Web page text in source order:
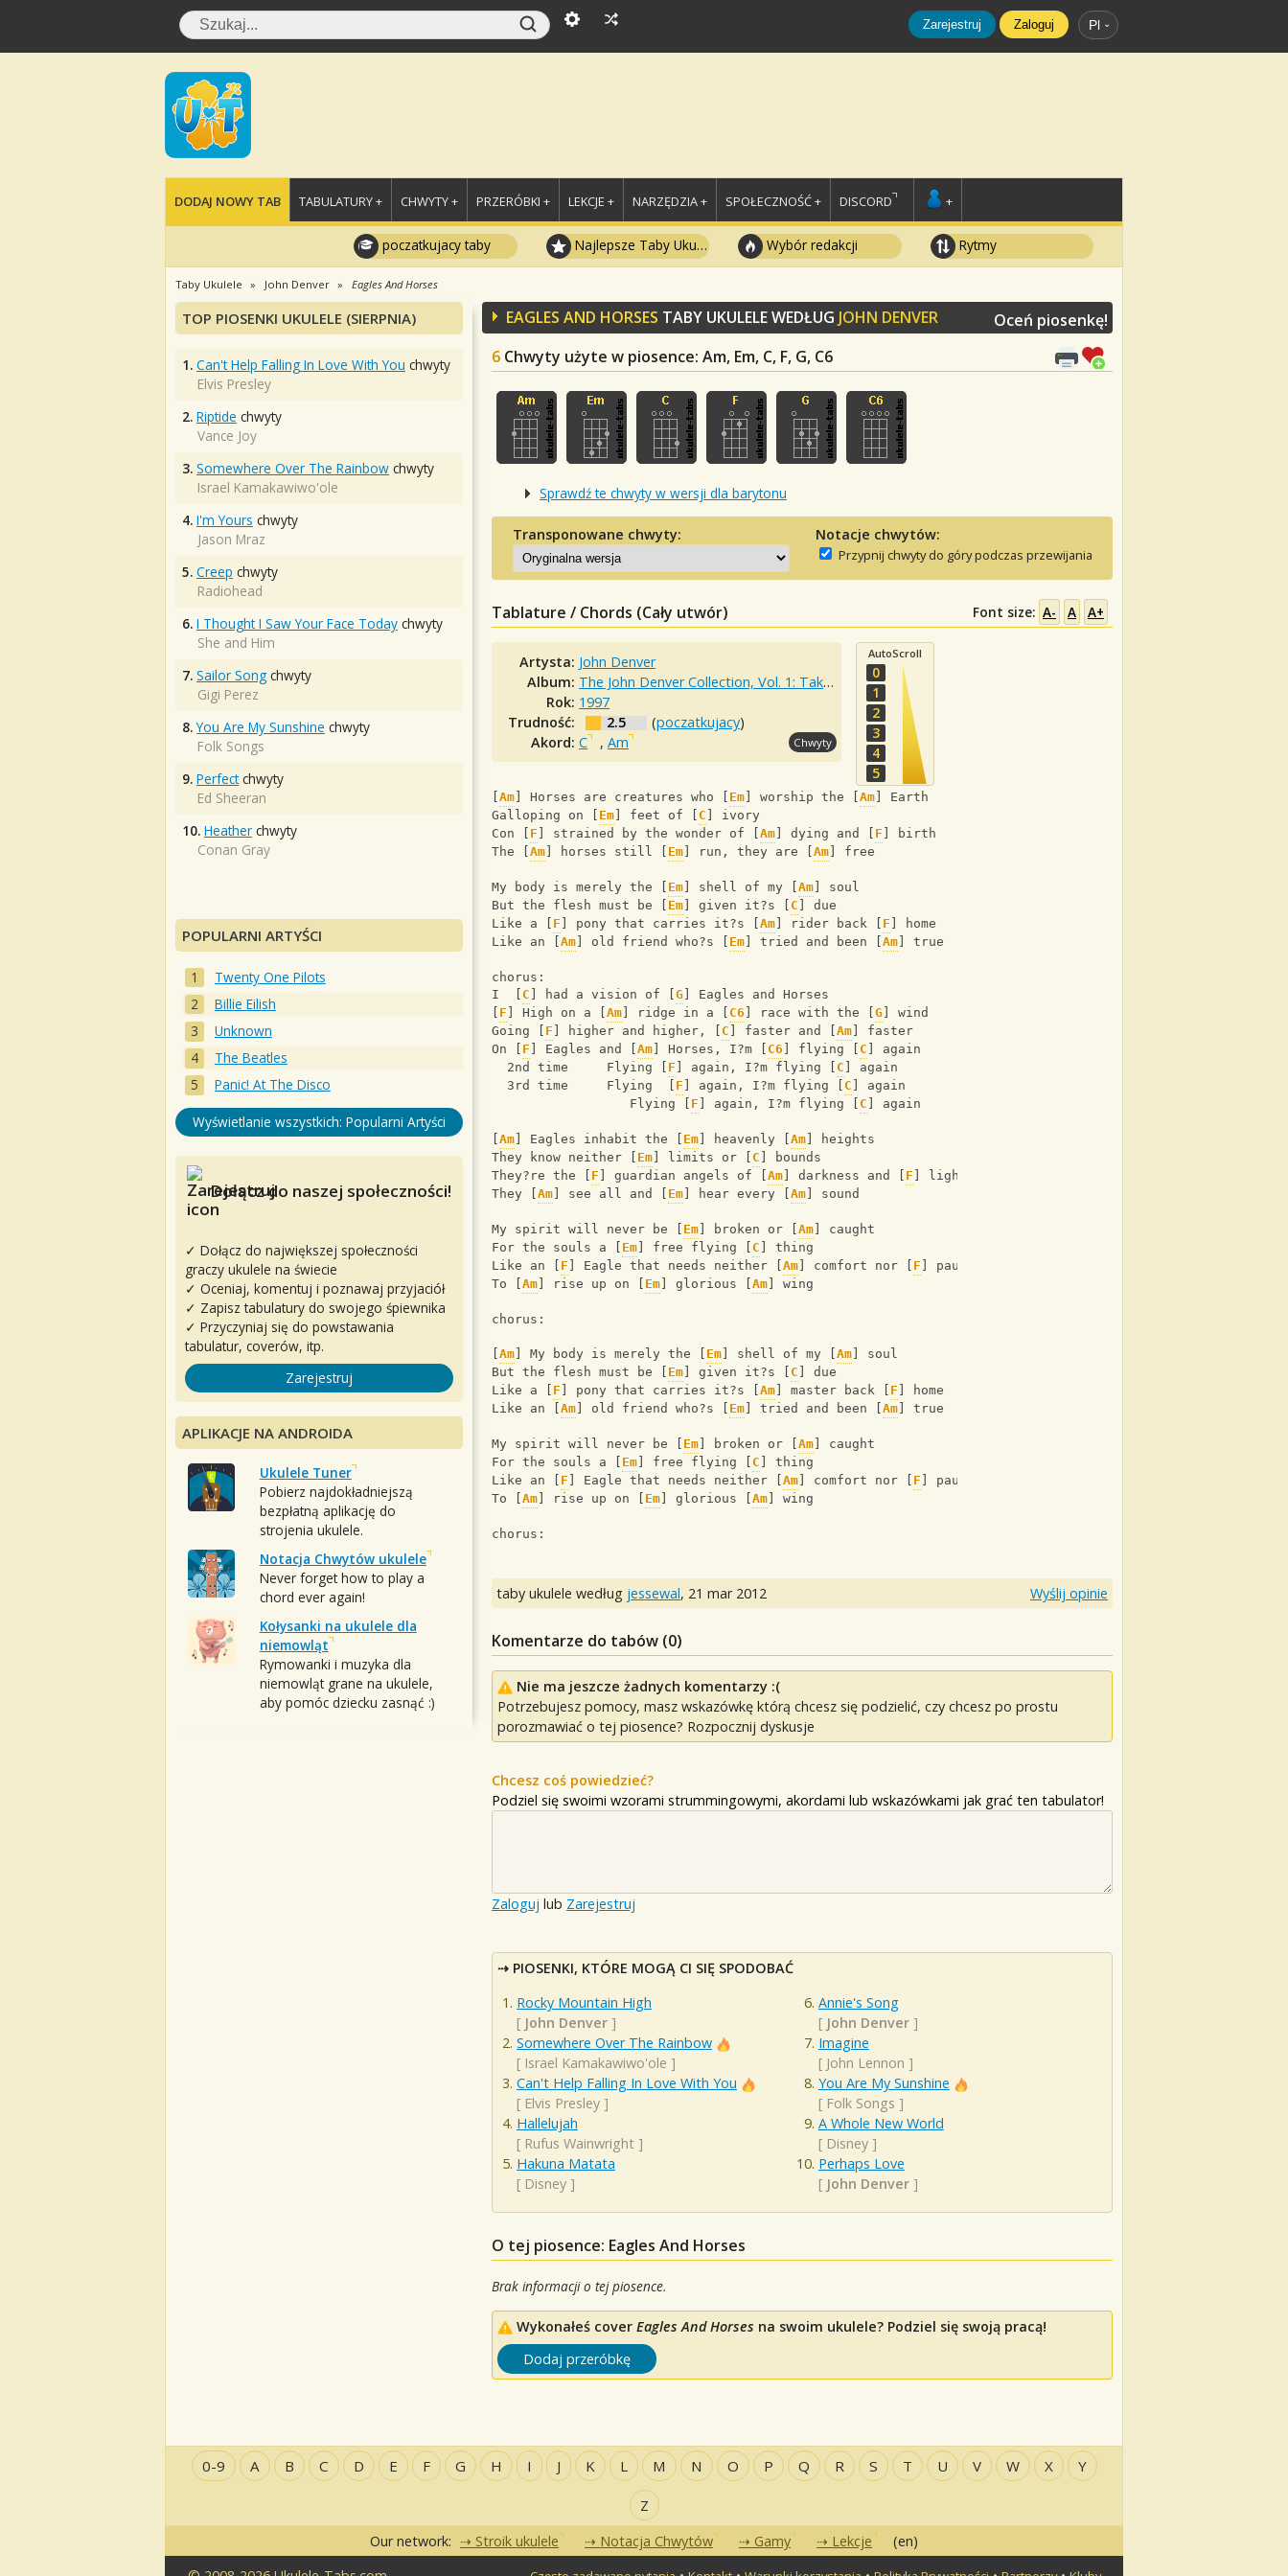
Zarejestruj Zaloguj Pl
DODAJ NOWY TAB TABULATURY + CHWYTY + PRZERÓBKI + LEKCJE + NARZĘDZIA + SPOŁECZNOŚĆ + DISCORD +
poczatkujacy taby Najlepsze Taby Ukulele Wybór redakcji Rytmy
Taby Ukulele John Denver Eagles And Horses
EAGLES AND HORSES TABY UKULELE WEDŁUG JOHN DENVER
6 Chwyty użyte w piosence: Am, Em, C, F, G, C6
Oceń piosenkę!
Sprawdź te chwyty w wersji dla barytonu
Transponowane chwyty: Notacje chwytów:
Przypnij chwyty do góry podczas przewijania
Tablature / Chords (Cały utwór) Font size: A- A A+
Artysta: John Denver
Album: The John Denver Collection, Vol. 1: Take Me Home Country Roads
Rok: 1997
Trudność:
2.5 (poczatkujacy)
Akord:C ,Am Chwyty
AutoScroll
0
1
2
3
4
5
Am ] Horses are creatures who [ Em ] worship the [ Am ] Earth
Galloping on [ Em ] feet of [ C ] ivory
Con [ F ] strained by the wonder of [ Am ] dying and [ F ] birth
The [ Am ] horses still [ Em ] run, they are [ Am ] free
My body is merely the [ Em ] shell of my [ Am ] soul
But the flesh must be [ Em ] given it?s [ C ] due
Like a [ F ] pony that carries it?s [ Am ] rider back [ F ] home
Like an [ Am ] old friend who?s [ Em ] tried and been [ Am ] true
chorus:
I  [ C ] had a vision of [ G ] Eagles and Horses
F ] High on a [ Am ] ridge in a [ C6 ] race with the [ G ] wind
Going [ F ] higher and higher, [ C ] faster and [ Am ] faster
On [ F ] Eagles and [ Am ] Horses, I?m [ C6 ] flying [ C ] again
  2nd time     Flying [
F ] again, I?m flying [ C ] again
  3rd time     Flying  [
F ] again, I?m flying [ C ] again
                  Flying [
F ] again, I?m flying [ C ] again
Am ] Eagles inhabit the [ Em ] heavenly [ Am ] heights
They know neither [ Em ] limits or [ C ] bounds
They?re the [ F ] guardian angels of [ Am ] darkness and [ F ] light
They [ Am ] see all and [ Em ] hear every [ Am ] sound
My spirit will never be [ Em ] broken or [ Am ] caught
For the souls a [ Em ] free flying [ C ] thing
Like an [ F ] Eagle that needs neither [ Am ] comfort nor [ F ] pause
To [ Am ] rise up on [ Em ] glorious [ Am ] wing
chorus:
Am ] My body is merely the [ Em ] shell of my [ Am ] soul
But the flesh must be [ Em ] given it?s [ C ] due
Like a [ F ] pony that carries it?s [ Am ] master back [ F ] home
Like an [ Am ] old friend who?s [ Em ] tried and been [ Am ] true
My spirit will never be [ Em ] broken or [ Am ] caught
For the souls a [ Em ] free flying [ C ] thing
Like an [ F ] Eagle that needs neither [ Am ] comfort nor [ F ] pause
To [ Am ] rise up on [ Em ] glorious [ Am ] wing
chorus:
taby ukulele według jessewal, 21 mar 2012 Wyślij opinie
Komentarze do tabów (0)
Nie ma jeszcze żadnych komentarzy :(
Potrzebujesz pomocy, masz wskazówkę którą chcesz się podzielić, czy chcesz po prostu
porozmawiać o tej piosence? Rozpocznij dyskusje
Chcesz coś powiedzieć?
Podziel się swoimi wzorami strummingowymi, akordami lub wskazówkami jak grać ten tabulator!
Zaloguj lub Zarejestruj
PIOSENKI, KTÓRE MOGĄ CI SIĘ SPODOBAĆ
Rocky Mountain High
[ John Denver ]
Somewhere Over The Rainbow
[ Israel Kamakawiwo'ole ]
Can't Help Falling In Love With You
[ Elvis Presley ]
Hallelujah
[ Rufus Wainwright ]
Hakuna Matata
[ Disney ]
Annie's Song
[ John Denver]
Imagine
[ John Lennon ]
You Are My Sunshine
[ Folk Songs ]
A Whole New World
[ Disney]
Perhaps Love
[ John Denver]
O tej piosence: Eagles And Horses
Brak informacji o tej piosence.
Wykonałeś cover Eagles And Horses na swoim ukulele? Podziel się swoją pracą!
Dodaj przeróbkę
TOP PIOSENKI UKULELE (SIERPNIA)
1. Can't Help Falling In Love With You chwyty
Elvis Presley
2. Riptide chwyty
Vance Joy
3. Somewhere Over The Rainbow chwyty
Israel Kamakawiwo'ole
4. I'm Yours chwyty
Jason Mraz
5. Creep chwyty
Radiohead
6. I Thought I Saw Your Face Today chwyty
She and Him
7. Sailor Song chwyty
Gigi Perez
8. You Are My Sunshine chwyty
Folk Songs
9. Perfectchwyty
Ed Sheeran
10. Heather chwyty
Conan Gray
POPULARNI ARTYŚCI
Twenty One Pilots
Billie Eilish
Unknown
The Beatles
Panic! At The Disco
Wyświetlanie wszystkich: Popularni Artyści
Dołącz do naszej społeczności!
✓ Dołącz do największej społeczności
graczy ukulele na świecie
✓ Oceniaj, komentuj i poznawaj przyjaciół
✓ Zapisz tabulatury do swojego śpiewnika
✓ Przyczyniaj się do powstawania
tabulatur, coverów, itp.
Zarejestruj
APLIKACJE NA ANDROIDA
Ukulele Tuner
Pobierz najdokładniejszą
bezpłatną aplikację do
strojenia ukulele.
Notacja Chwytów ukulele
Never forget how to play a
chord ever again!
Kołysanki na ukulele dla
niemowląt
Rymowanki i muzyka dla
niemowląt grane na ukulele,
aby pomóc dziecku zasnąć :)
0-9 A B C D E F G H I J K L M N O P Q R S T U V W X Y
Z
Our network: Stroik ukulele Notacja Chwytów Gamy Lekcje
(en)